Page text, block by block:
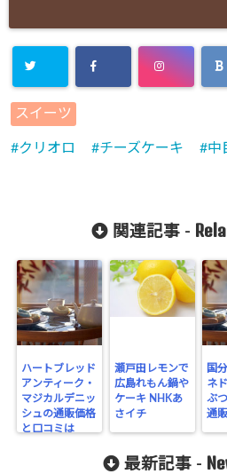
スイーツ
クリオロ チーズケーキ 中
関連記事 -
ハートブレッド
アンティーク・
マジカルデニッ
シュの通販価格
と口コミは
瀬戸田レモンで
広島れもん鍋や
ケーキ NHKあ
さイチ
国
ネ
ぶ
通
最新記事 -